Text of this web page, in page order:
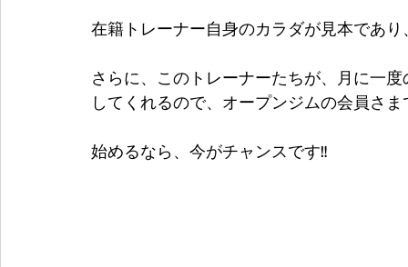
在籍トレーナー自身のカラダが見本であ
さらに、このトレーナーたちが、月に一
してくれるので、オープンジムの会員さ
始めるなら、今がチャンスです‼